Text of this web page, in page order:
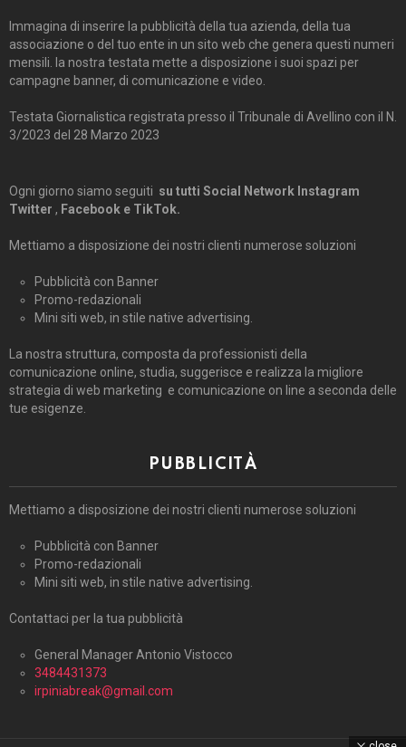
Immagina di inserire la pubblicità della tua azienda, della tua
associazione o del tuo ente in un sito web che genera questi numeri
mensili. la nostra testata mette a disposizione i suoi spazi per
campagne banner, di comunicazione e video.
Testata Giornalistica registrata presso il Tribunale di Avellino con il N.
3/2023 del 28 Marzo 2023
Ogni giorno siamo seguiti su tutti Social Network Instagram
Twitter , Facebook e TikTok.
Mettiamo a disposizione dei nostri clienti numerose soluzioni
Pubblicità con Banner
Promo-redazionali
Mini siti web, in stile native advertising.
La nostra struttura, composta da professionisti della
comunicazione online, studia, suggerisce e realizza la migliore
strategia di web marketing e comunicazione on line a seconda delle
tue esigenze.
PUBBLICITÀ
Mettiamo a disposizione dei nostri clienti numerose soluzioni
Pubblicità con Banner
Promo-redazionali
Mini siti web, in stile native advertising.
Contattaci per la tua pubblicità
General Manager Antonio Vistocco
3484431373
irpiniabreak@gmail.com